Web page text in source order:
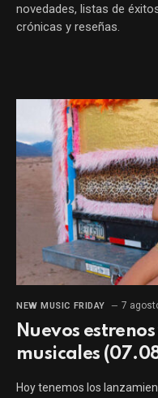
novedades, listas de
crónicas y reseñas.
NEW MUSIC FRIDAY 7
Nuevos
musicales
Hoy tenemos los